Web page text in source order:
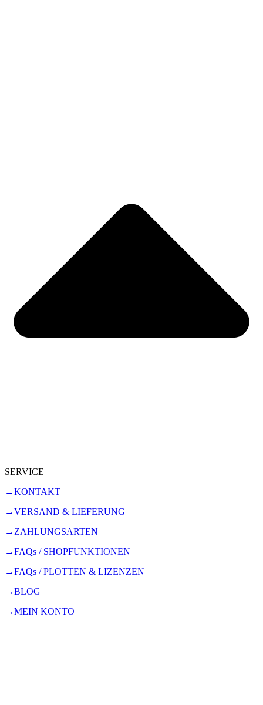
SERVICE
→KONTAKT
→VERSAND & LIEFERUNG
→ZAHLUNGSARTEN
→FAQs / SHOPFUNKTIONEN
→FAQs / PLOTTEN & LIZENZEN
→BLOG
→MEIN KONTO